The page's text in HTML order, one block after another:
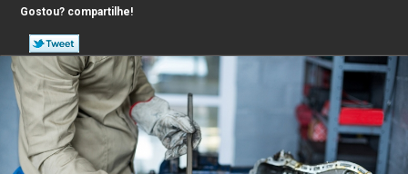
Gostou? compartilhe!